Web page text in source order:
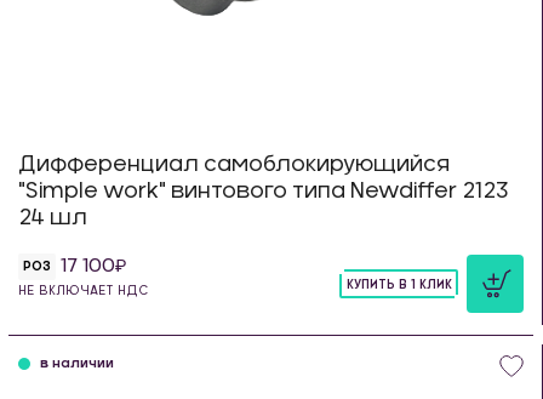
Дифференциал самоблокирующийся
"Simple work" винтового типа Newdiffer 2123
24 шл
РОЗ 17 100
НЕ ВКЛЮЧАЕТ НДС
КУПИТЬ В 1 КЛИК
в наличии